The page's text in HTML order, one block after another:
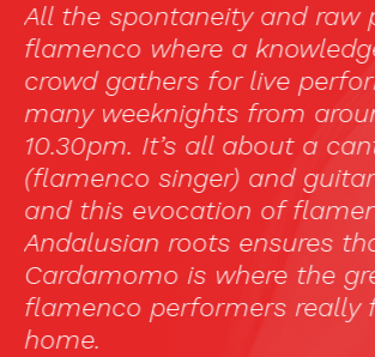
All the spontaneity and raw
flamenco where a
crowd gathers for live
many weeknights from
10.30pm. It’s all about a
(flamenco singer) and
and this evocation of
Andalusian roots ensures
Cardamomo is where the
flamenco performers really
home.